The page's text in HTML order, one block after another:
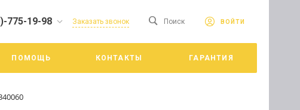
веб-сайте. Продолжая
конфиденциальности
Принять
775-19-98
Троицкий
Заказать звонок Поиск ВОЙТИ
ПОМОЩЬ КОНТАКТЫ ГАРАНТИЯ